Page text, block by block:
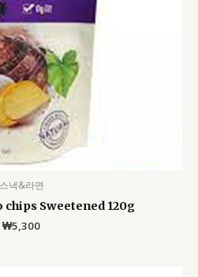
스낵&라면
Sweetened 120g
₩5,300